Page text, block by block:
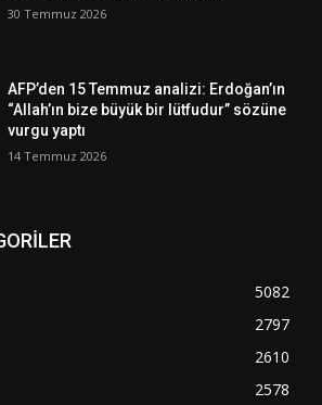
30 Temmuz 2026
AFP’den 15 Temmuz analizi: Erdoğan’ın
“Allah’ın bize büyük bir lütfudur” sözüne
vurgu yaptı
14 Temmuz 2026
5082
2797
2610
2578